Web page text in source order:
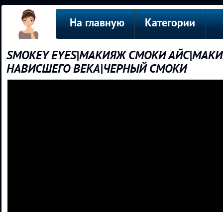
На главную Категории
SMOKEY EYES|МАКИЯЖ СМОКИ
НАВИСШЕГО ВЕКА|ЧЕРНЫЙ СМОКИ